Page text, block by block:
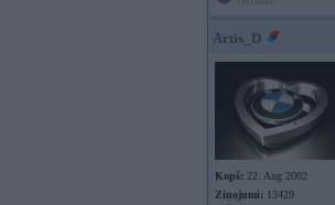
Artis_D
Kopš: 22. Aug 2002
Ziņojumi: 13429